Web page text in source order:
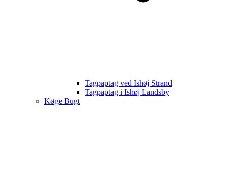
Tagpaptag ved Ishøj Strand
Tagpaptag i Ishøj Landsby
Køge Bugt